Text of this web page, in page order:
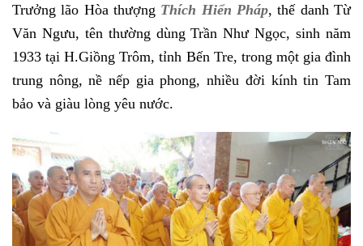
Trưởng lão Hòa thượng Thích Hiển Pháp, thế danh Từ
Văn Ngưu, tên thường dùng Trần Như Ngọc, sinh năm
1933 tại H.Giồng Trôm, tỉnh Bến Tre, trong một gia đình
trung nông, nề nếp gia phong, nhiều đời kính tin Tam
bảo và giàu lòng yêu nước.